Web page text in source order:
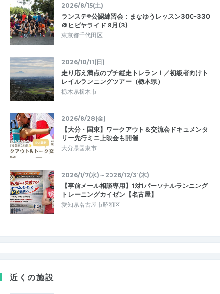
2026/8/15(土)
ランステ®公認練習会：まなゆうレッスン300-330
＠ヒビヤライド 8月(3)
東京都千代田区
2026/10/11(日)
走り応え満点のプチ縦走トレラン！／初級者向けト
レイルランニングツアー（栃木県）
栃木県栃木市
2026/8/28(金)
【大分・国東】ワークアウト＆交流会ドキュメンタ
リー先行ミニ上映会も開催
大分県国東市
2026/1/7(水)～2026/12/31(木)
【事前メール相談専用】1対1パーソナルランニング
トレーニングカイゼン【名古屋】
愛知県名古屋市昭和区
近くの施設